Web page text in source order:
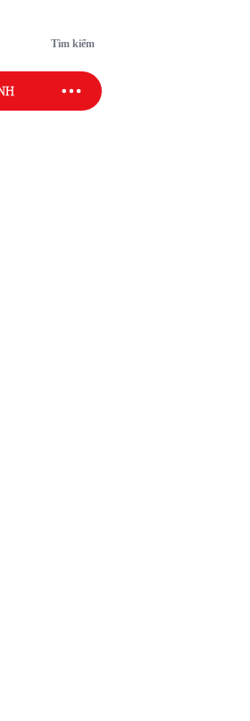
Tìm kiếm
SAO SPORT